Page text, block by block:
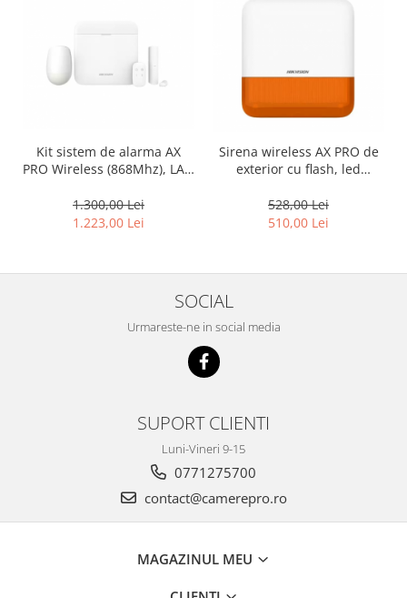
Kit sistem de alarma AX
PRO Wireless (868Mhz), LAN
DS-PWA64-Kit-WE
1.300,00 Lei
1.223,00 Lei
Sirena wireless AX PRO de
exterior cu flash, led
HIKVISION DS-PS1-E-WE-O
528,00 Lei
510,00 Lei
SOCIAL
Urmareste-ne in social media
SUPORT CLIENTI
Luni-Vineri 9-15
0771275700
contact@camerepro.ro
MAGAZINUL MEU